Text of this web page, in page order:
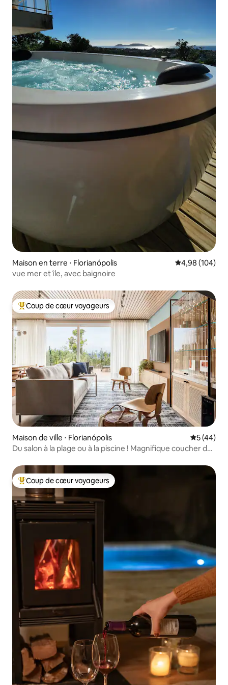
Maison en terre ⋅ Florianópolis Évaluation
4,98 (104)
vue mer et île, avec baignoire
Coups de cœur voyageurs les plus appréciés
Coup de cœur voyageurs
Maison de ville ⋅ Florianópolis
5 (44)
Du salon à la plage ou à la piscine ! Magnifique coucher de
Coups de cœur voyageurs les plus appréciés
Coup de cœur voyageurs